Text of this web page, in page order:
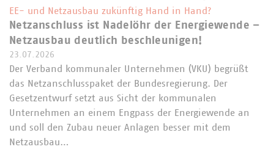
EE- und Netzausbau zukünftig Hand in Hand?
Netzanschluss ist Nadelöhr der Energiewende –
Netzausbau deutlich beschleunigen!
23.07.2026
Der Verband kommunaler Unternehmen (VKU) begrüßt
das Netzanschlusspaket der Bundesregierung. Der
Gesetzentwurf setzt aus Sicht der kommunalen
Unternehmen an einem Engpass der Energiewende an
und soll den Zubau neuer Anlagen besser mit dem
Netzausbau…